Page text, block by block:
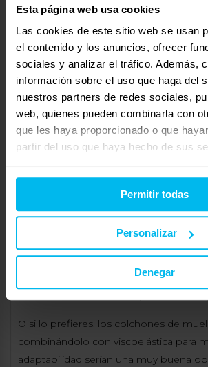
Esta página web usa cookies
Las cookies de este sitio web se usan
el contenido y los anuncios, ofrecer
sociales y analizar el tráfico. Además,
información sobre el uso que haga del
nuestros partners de redes sociales,
web, quienes pueden combinarla con
que les haya proporcionado o que
partir del uso que haya hecho de sus
Permitir todas
Personalizar
Denegar
Después puedes elegir tapa lisa de
marco en el centro lleva tejido 3D y en
a juego con el cajón.
https://www.maxcolchon.com/
tapizados-c-63.html
En cuanto al colchón:
En el caso de colchones viscoelásticos
siendo para la viscoelástica un mínimo
adaptabilidad a tu cuerpo para una
gradual en el descanso, y para el HR
una gama baja o media como mínimo
O si lo prefieres, los colchones de
combinándolo con viscoelástica para
adaptabilidad serían una muy buena